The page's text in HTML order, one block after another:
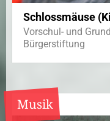
Schlossmäuse
Vorschul- und
Bürgerstiftung
Musik